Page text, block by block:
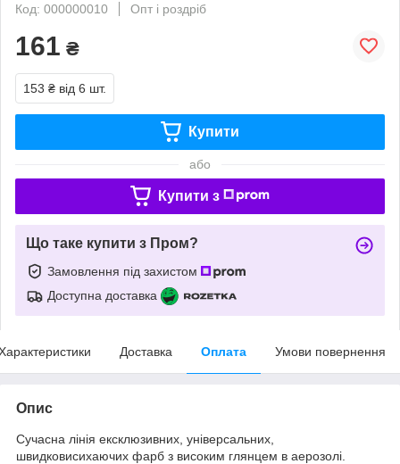
Код: 000000010
Опт і роздріб
161 ₴
153 ₴ від 6 шт.
Купити
або
Купити з
Що таке купити з Пром?
Замовлення під захистом
Доступна доставка
Доставка Оплата Умови повернення
Опис
Сучасна лінія ексклюзивних, універсальних,
швидковисихаючих фарб з високим глянцем в аерозолі.